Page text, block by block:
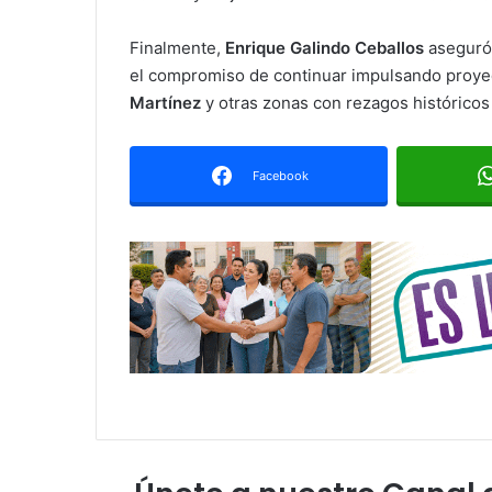
Finalmente, Enrique Galindo Ceballos
el compromiso de continuar impulsando
Martínez y otras zonas con rezagos
Facebook